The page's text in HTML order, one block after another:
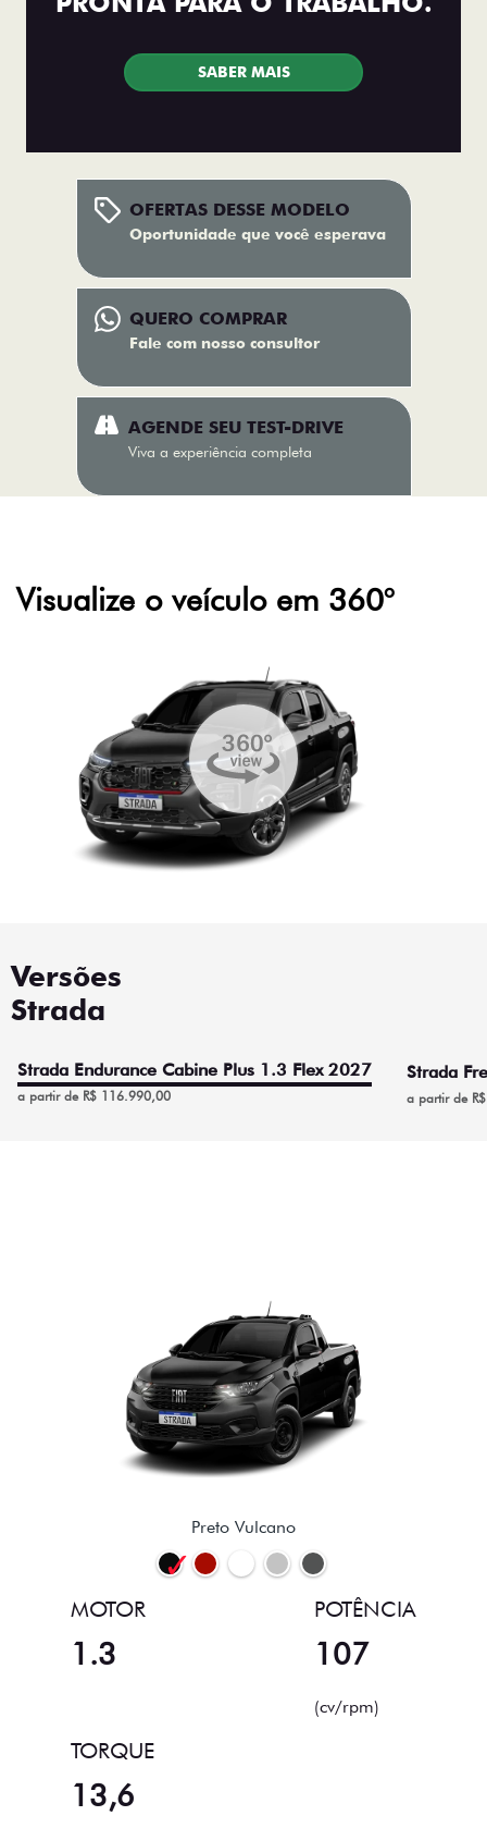
SABER MAIS
OFERTAS DESSE MODELO
Oportunidade que você esperava
QUERO COMPRAR
Fale com nosso consultor
AGENDE SEU TEST-DRIVE
Viva a experiência completa
Visualize o veículo em 360°
Versões
Strada
Strada Endurance Cabine Plus 1.3 Flex 2027
a partir de R$ 116.990,00
Strada
a partir de
Preto Vulcano
MOTOR
1.3
POTÊNCIA
107
(cv/rpm)
TORQUE
13,6